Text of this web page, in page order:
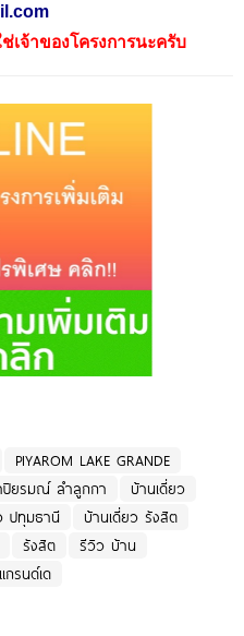
เจ้าของโครงการนะครับ
PIYAROM LAKE GRANDE
ยรมณ์ ลำลูกกา
บ้านเดี่ยว
ปทุมธานี
บ้านเดี่ยว รังสิต
รังสิต
รีวิว บ้าน
กรนด์เด